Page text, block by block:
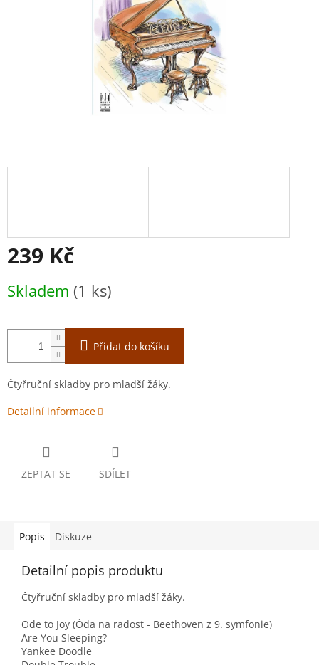
239 Kč
cena:
Skladem (1 ks)
Přidat do košíku
Čtyřruční skladby pro mladší žáky.
Detailní informace
ZEPTAT SE SDÍLET
Popis Diskuze
Detailní popis produktu
Čtyřruční skladby pro mladší žáky.
Ode to Joy (Óda na radost - Beethoven z 9. symfonie)
Are You Sleeping?
Yankee Doodle